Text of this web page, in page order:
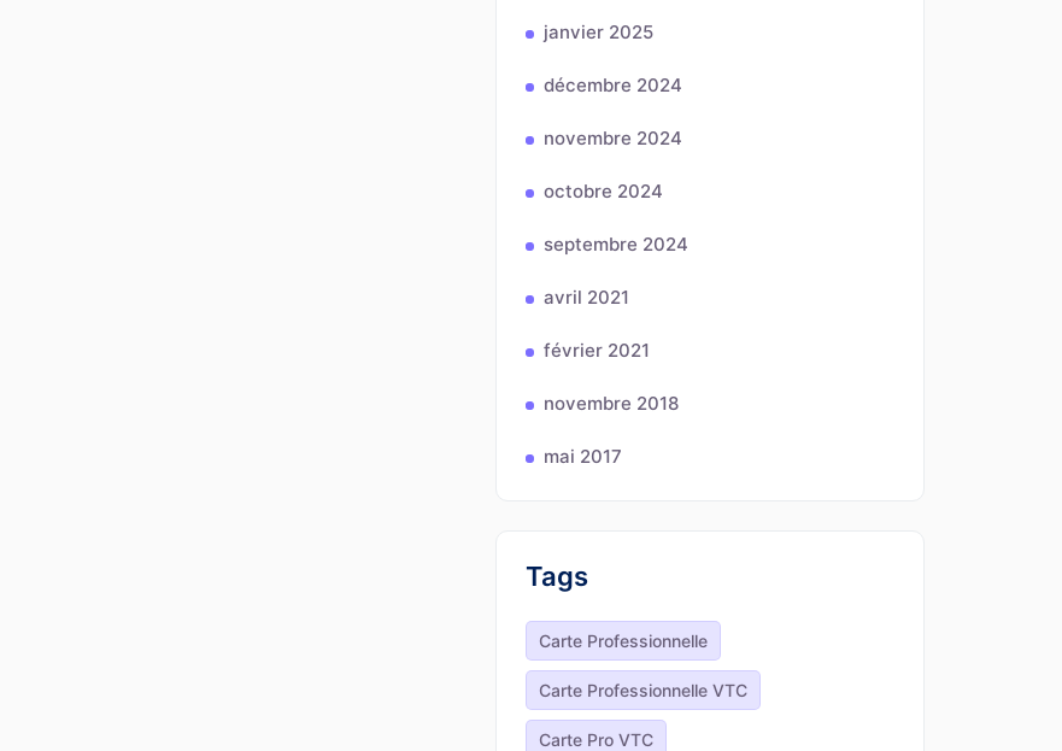
janvier 2025
décembre 2024
novembre 2024
octobre 2024
septembre 2024
avril 2021
février 2021
novembre 2018
mai 2017
Tags
Carte Professionnelle
Carte Professionnelle VTC
Carte Pro VTC